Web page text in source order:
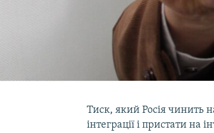
Тиск, який Росія чинить
інтеграції і пристати на